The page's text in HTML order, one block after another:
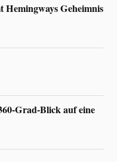
Hemingways Geheimnis
Grad-Blick auf eine